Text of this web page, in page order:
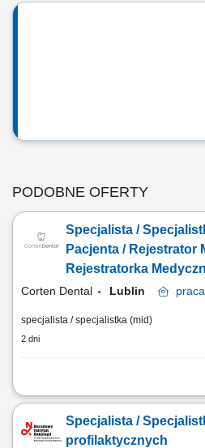
PODOBNE OFERTY
Specjalista /
Pacjenta / Rejestrator
Rejestratorka
Corten Dental Lublin praca
specjalista / specjalistka (mid)
2 dni
Twoje zadania: Udzielanie
medycznych, Rejestracja wizyt
telefonicznie lub mailowo) oraz nadzór
Specjalista /
profilaktycznych